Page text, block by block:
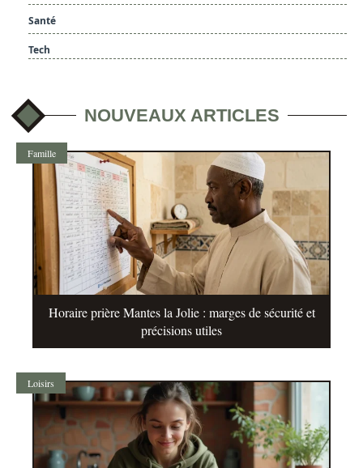
Santé
Tech
NOUVEAUX ARTICLES
Famille
Horaire prière Mantes la Jolie : marges de sécurité et
précisions utiles
Loisirs